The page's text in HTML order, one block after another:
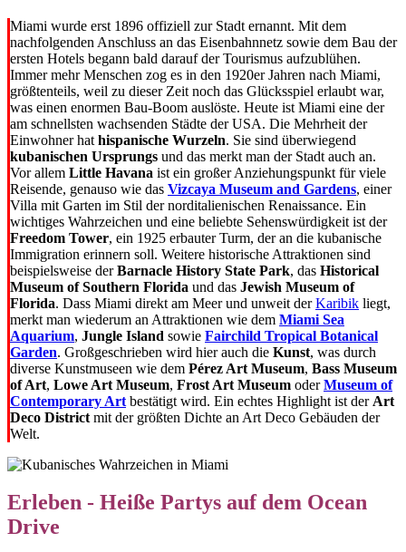
Miami wurde erst 1896 offiziell zur Stadt ernannt. Mit dem
nachfolgenden Anschluss an das Eisenbahnnetz sowie dem Bau der
ersten Hotels begann bald darauf der Tourismus aufzublühen.
Immer mehr Menschen zog es in den 1920er Jahren nach Miami,
größtenteils, weil zu dieser Zeit noch das Glücksspiel erlaubt war,
was einen enormen Bau-Boom auslöste. Heute ist Miami eine der
am schnellsten wachsenden Städte der USA. Die Mehrheit der
Einwohner hat hispanische Wurzeln. Sie sind überwiegend
kubanischen Ursprungs und das merkt man der Stadt auch an.
Vor allem Little Havana ist ein großer Anziehungspunkt für viele
Reisende, genauso wie das Vizcaya Museum and Gardens, einer
Villa mit Garten im Stil der norditalienischen Renaissance. Ein
wichtiges Wahrzeichen und eine beliebte Sehenswürdigkeit ist der
Freedom Tower, ein 1925 erbauter Turm, der an die kubanische
Immigration erinnern soll. Weitere historische Attraktionen sind
beispielsweise derBarnacle History State Park, das Historical
Museum of Southern Florida und das Jewish Museum of
Florida. Dass Miami direkt am Meer und unweit derKaribik liegt,
merkt man wiederum an Attraktionen wie dem Miami Sea
Aquarium, Jungle Island sowie Fairchild Tropical Botanical
Garden. Großgeschrieben wird hier auch die Kunst, was durch
diverse Kunstmuseen wie dem Pérez Art Museum, Bass Museum
of Art, Lowe Art Museum, Frost Art Museum oderMuseum of
Contemporary Art bestätigt wird. Ein echtes Highlight ist der Art
Deco District mit der größten Dichte an Art Deco Gebäuden der
Welt.
Erleben - Heiße Partys auf dem Ocean
Drive